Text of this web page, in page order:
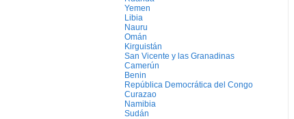
Yemen
Libia
Nauru
Omán
Kirguistán
San Vicente y las Granadinas
Camerún
Benin
República Democrática del Congo
Curazao
Namibia
Sudán